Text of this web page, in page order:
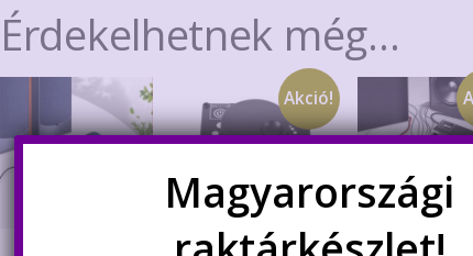
Érdekelhetnek még…
Akció!
Magyarországi